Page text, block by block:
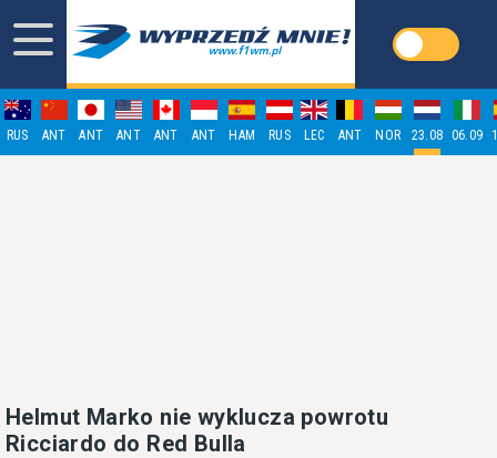
RUS ANT ANT ANT ANT ANT HAM RUS LEC ANT NOR 23.08 06.09
Helmut Marko nie wyklucza powrotu
Ricciardo do Red Bulla